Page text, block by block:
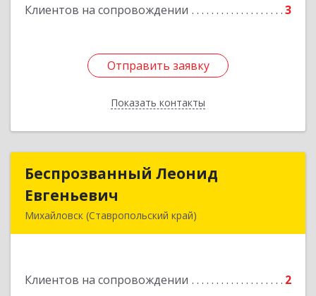
Клиентов на сопровождении 3
Отправить заявку
Показать контакты
Подробнее
Отправить заявку
Назад
Беспрозванный Леонид
Евгеньевич
Михайловск (Ставропольский край)
Клиентов на сопровождении 2
Беспрозванный Леонид